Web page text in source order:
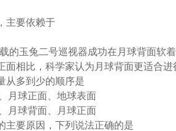
主要依赖于
载的玉兔二号巡视器成功在月球背面
相比，科学家认为月球背面更适合
从多到少的顺序是
月球正面、地球表面
月球背面、月球正面
主要原因，下列说法正确的是